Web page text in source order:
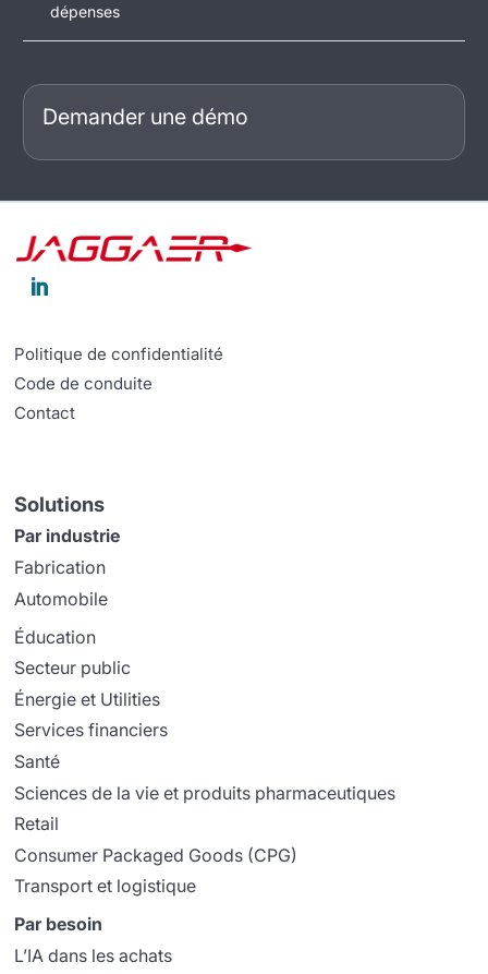
dépenses
Demander une démo

Politique de confidentialité
Code de conduite
Contact
Solutions
Par industrie
Fabrication
Automobile
Éducation
Secteur public
Énergie et Utilities
Services financiers
Santé
Sciences de la vie et produits pharmaceutiques
Retail
Consumer Packaged Goods (CPG)
Transport et logistique
Par besoin
L’IA dans les achats